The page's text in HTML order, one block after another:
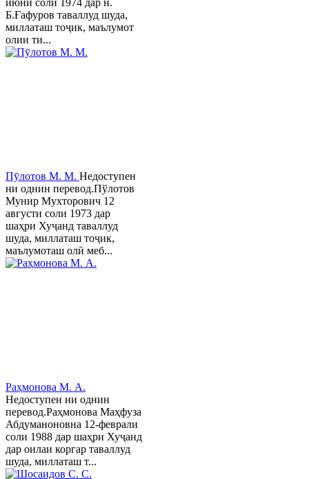
июни соли 1974 дар н.
Б.Ғафуров таваллуд шуда,
миллаташ тоҷик, маълумот
олии ти...
Пӯлотов М. М. Недоступен
ни однин перевод.Пўлотов
Мунир Мухторович 12
августи соли 1973 дар
шаҳри Хуҷанд таваллуд
шуда, миллаташ тоҷик,
маълумоташ олӣ меб...
Раҳмонова М. А.
Недоступен ни однин
перевод.Раҳмонова Маҳфуза
Абдуманоновна 12-феврали
соли 1988 дар шаҳри Хуҷанд
дар оилаи коргар таваллуд
шуда, миллаташ т...